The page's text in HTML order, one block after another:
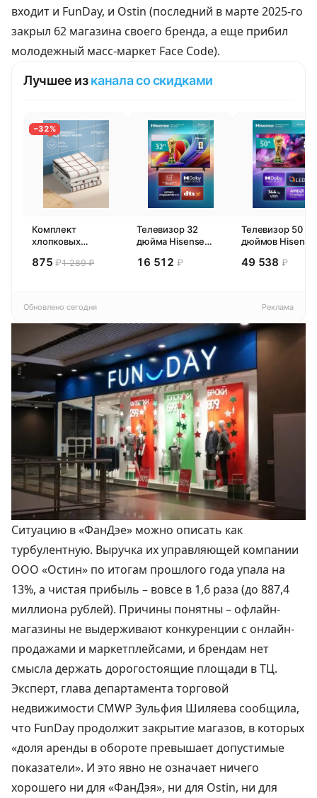
входит и FunDay, и Ostin (последний в марте 2025-го
закрыл 62 магазина своего бренда, а еще прибил
молодежный масс-маркет Face Code).
Лучшее изканала со скидками
−32%
Комплект
хлопковых
полотенец 4 шт,
875₽1 289 ₽
Телевизор 32
дюйма Hisense
Смарт ТВ HD
16 512 ₽
Телевизор 50
дюймов Hisense
(2026) Смарт ТВ
49 538 ₽
Обновлено сегодня Реклама
Ситуацию в «ФанДэе» можно описать как
турбулентную. Выручка их управляющей компании
ООО «Остин» по итогам прошлого года упала на
13%, а чистая прибыль – вовсе в 1,6 раза (до 887,4
миллиона рублей). Причины понятны – офлайн-
магазины не выдерживают конкуренции с онлайн-
продажами и маркетплейсами, и брендам нет
смысла держать дорогостоящие площади в ТЦ.
Эксперт, глава департамента торговой
недвижимости CMWP Зульфия Шиляева сообщила,
что FunDay продолжит закрытие магазов, в которых
«доля аренды в обороте превышает допустимые
показатели». И это явно не означает ничего
хорошего ни для «ФанДэя», ни для Ostin, ни для